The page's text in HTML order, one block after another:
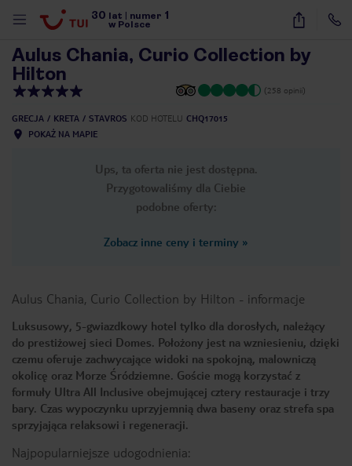
30 lat numer 1
w Polsce
38
Aulus Chania, Curio Collection by
Hilton
(258 opinii)
GRECJA KRETA STAVROS KOD HOTELU CHQ17015
POKAŻ NA MAPIE
Ups, ta oferta nie jest dostępna.
Przygotowaliśmy dla Ciebie
podobne oferty:
Zobacz inne ceny i terminy »
Aulus Chania, Curio Collection by Hilton - informacje
Luksusowy, 5-gwiazdkowy hotel tylko dla dorosłych, należący
do prestiżowej sieci Domes. Położony jest na wzniesieniu, dzięki
czemu oferuje zachwycające widoki na spokojną, malowniczą
okolicę oraz Morze Śródziemne. Goście mogą korzystać z
formuły Ultra All Inclusive obejmującej cztery restauracje i trzy
bary. Czas wypoczynku uprzyjemnią dwa baseny oraz strefa spa
sprzyjająca relaksowi i regeneracji.
Najpopularniejsze udogodnienia: